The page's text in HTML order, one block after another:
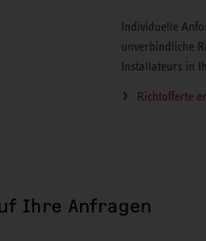
Individuelle
unverbindliche
Installateurs in
Richtofferte
Ihre Anfragen